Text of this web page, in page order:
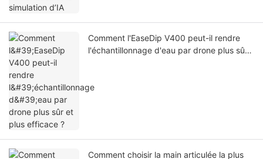
Comment l'EaseDip V400 peut-il rendre
l'échantillonnage d'eau par drone plus sûr
Comment choisir la main articulée la plus